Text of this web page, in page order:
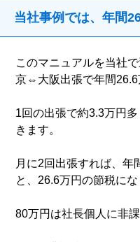
当社事例では、年間
このマニュアルを当社
京⇔大阪出張で年間26.6
1回の出張で約3.3万円
きます。
月に2回出張すれば、年
と、26.6万円の節税にな
80万円は社長個人に非